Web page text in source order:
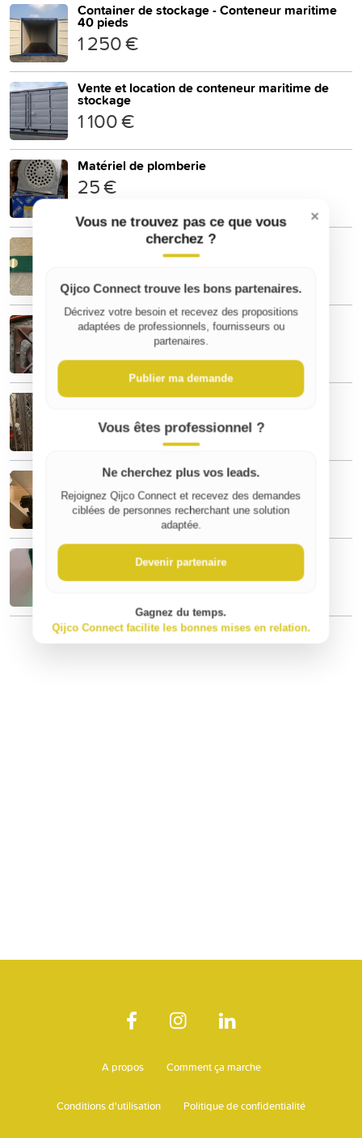
Container de stockage - Conteneur maritime
40 pieds
1 250 €
Vente et location de conteneur maritime de
stockage
1 100 €
Matériel de plomberie
25 €
Baguette à souder
Bruleur à gaz
20 €
6 Structures aluminium triangulaire
50 €
Laser niveau Bosch Quigo II
70 €
Niveau laser Bosch
50 €
A propos Comment ça marche
Conditions d'utilisation Politique de confidentialité
×
Vous ne trouvez pas ce que vous
cherchez ?
Qijco Connect trouve les bons partenaires.
Décrivez votre besoin et recevez des propositions
adaptées de professionnels, fournisseurs ou
partenaires.
Publier ma demande
Vous êtes professionnel ?
Ne cherchez plus vos leads.
Rejoignez Qijco Connect et recevez des demandes
ciblées de personnes recherchant une solution
adaptée.
Devenir partenaire
Gagnez du temps.
Qijco Connect facilite les bonnes mises en relation.